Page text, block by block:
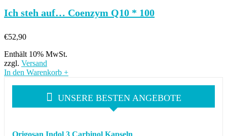
Ich steh auf… Coenzym Q10 * 100
€52,90
Enthält 10% MwSt.
zzgl. Versand
In den Warenkorb +
UNSERE BESTEN ANGEBOTE
Origosan Indol 3 Carbinol Kapseln